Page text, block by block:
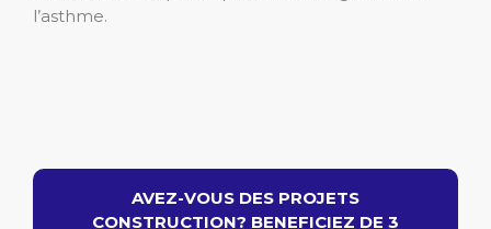
l’asthme.
AVEZ-VOUS DES PROJETS
CONSTRUCTION? BENEFICIEZ DE 3